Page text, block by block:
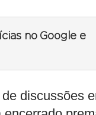
no Google e
discussões